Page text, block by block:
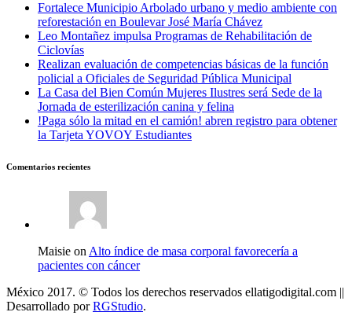
Fortalece Municipio Arbolado urbano y medio ambiente con
reforestación en Boulevar José María Chávez
Leo Montañez impulsa Programas de Rehabilitación de
Ciclovías
Realizan evaluación de competencias básicas de la función
policial a Oficiales de Seguridad Pública Municipal
La Casa del Bien Común Mujeres Ilustres será Sede de la
Jornada de esterilización canina y felina
!Paga sólo la mitad en el camión! abren registro para obtener
la Tarjeta YOVOY Estudiantes
Comentarios recientes
Maisie on Alto índice de masa corporal favorecería a
pacientes con cáncer
México 2017. © Todos los derechos reservados ellatigodigital.com ||
Desarrollado porRGStudio.